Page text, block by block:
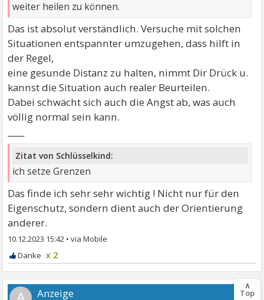
weiter heilen zu können.
Das ist absolut verständlich. Versuche mit solchen
Situationen entspannter umzugehen, dass hilft in
der Regel,
eine gesunde Distanz zu halten, nimmt Dir Drück u.
kannst die Situation auch realer Beurteilen.
Dabei schwächt sich auch die Angst ab, was auch
völlig normal sein kann.
Zitat von Schlüsselkind:
ich setze Grenzen
Das finde ich sehr sehr wichtig ! Nicht nur für den
Eigenschutz, sondern dient auch der Orientierung
anderer.
10.12.2023 15:42 •
x 2
∧
Top